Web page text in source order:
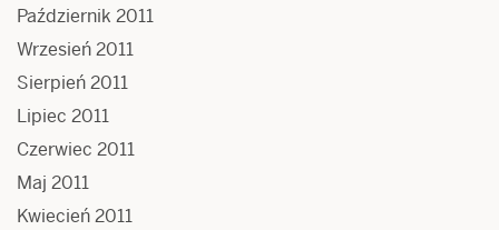
Październik 2011
Wrzesień 2011
Sierpień 2011
Lipiec 2011
Czerwiec 2011
Maj 2011
Kwiecień 2011